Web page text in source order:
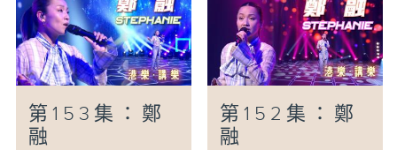
第153集：鄭
融
第152集：鄭
融